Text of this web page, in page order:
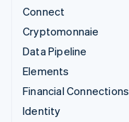
Connect
Cryptomonnaie
Data Pipeline
Elements
Financial Connections
Identity